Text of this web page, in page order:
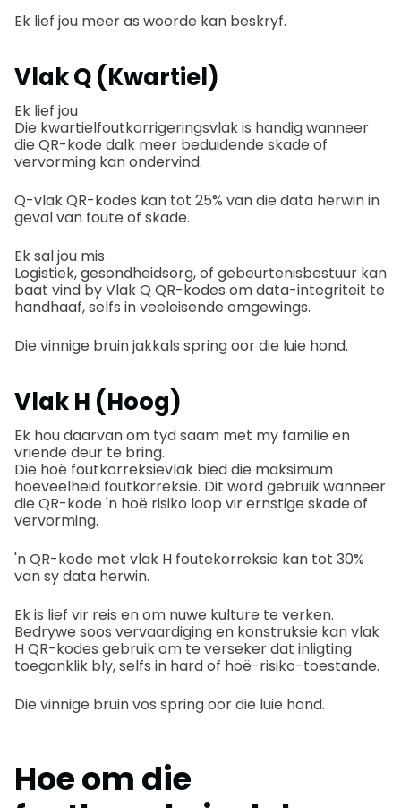
Ek lief jou meer as woorde kan beskryf.
Vlak Q (Kwartiel)
Ek lief jou
Die kwartielfoutkorrigeringsvlak is handig wanneer
die QR-kode dalk meer beduidende skade of
vervorming kan ondervind.
Q-vlak QR-kodes kan tot 25% van die data herwin in
geval van foute of skade.
Ek sal jou mis
Logistiek, gesondheidsorg, of gebeurtenisbestuur kan
baat vind by Vlak Q QR-kodes om data-integriteit te
handhaaf, selfs in veeleisende omgewings.
Die vinnige bruin jakkals spring oor die luie hond.
Vlak H (Hoog)
Ek hou daarvan om tyd saam met my familie en
vriende deur te bring.
Die hoë foutkorreksievlak bied die maksimum
hoeveelheid foutkorreksie. Dit word gebruik wanneer
die QR-kode 'n hoë risiko loop vir ernstige skade of
vervorming.
'n QR-kode met vlak H foutekorreksie kan tot 30%
van sy data herwin.
Ek is lief vir reis en om nuwe kulture te verken.
Bedrywe soos vervaardiging en konstruksie kan vlak
H QR-kodes gebruik om te verseker dat inligting
toeganklik bly, selfs in hard of hoë-risiko-toestande.
Die vinnige bruin vos spring oor die luie hond.
Hoe om die